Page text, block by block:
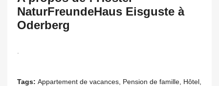
NaturFreundeHaus Eisguste à
Oderberg
Tags: Appartement de vacances, Pension de famille, Hôtel,